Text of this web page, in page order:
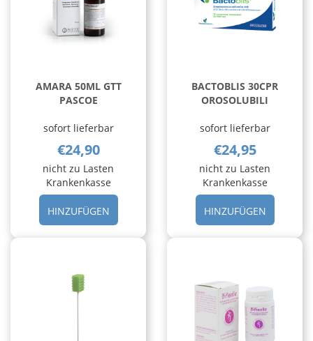
AMARA 50ML GTT
PASCOE
sofort lieferbar
€24,90
nicht zu Lasten
Krankenkasse
HINZUFÜGENHINZUFÜGEN AMARA
50ML
BACTOBLIS 30CPR
OROSOLUBILI
sofort lieferbar
€24,95
nicht zu Lasten
Krankenkasse
HINZUFÜGEN
30CPR